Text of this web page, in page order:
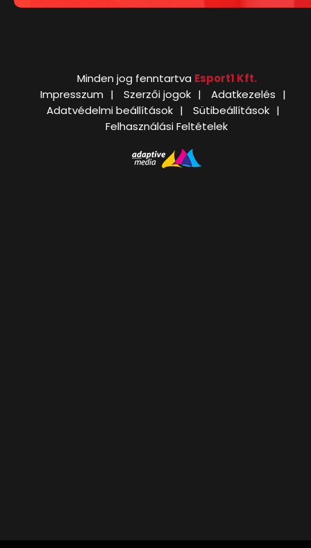
Minden jog fenntartva Esport1 Kft.
Impresszum
Szerzői jogok
Adatkezelés
Adatvédelmi beállítások
Sütibeállítások
Felhasználási Feltételek